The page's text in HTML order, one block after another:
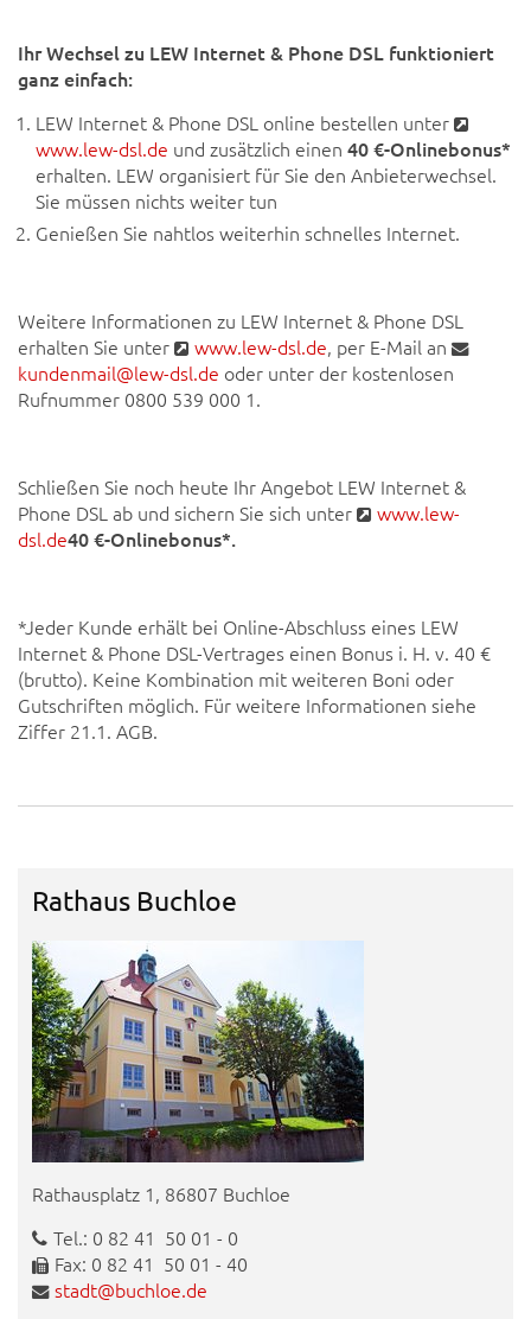
Ihr Wechsel zu LEW Internet & Phone DSL funktioniert
ganz einfach:
LEW Internet & Phone DSL online bestellen unter
www.lew-dsl.de und zusätzlich einen 40 €-Onlinebonus*
erhalten. LEW organisiert für Sie den Anbieterwechsel.
Sie müssen nichts weiter tun
Genießen Sie nahtlos weiterhin schnelles Internet.
Weitere Informationen zu LEW Internet & Phone DSL
erhalten Sie unter
www.lew-dsl.de, per E-Mail an
kundenmail@lew-dsl.de oder unter der kostenlosen
Rufnummer 0800 539 000 1.
Schließen Sie noch heute Ihr Angebot LEW Internet &
Phone DSL ab und sichern Sie sich unter
www.lew-
dsl.de40 €-Onlinebonus*.
*Jeder Kunde erhält bei Online-Abschluss eines LEW
Internet & Phone DSL-Vertrages einen Bonus i. H. v. 40 €
(brutto). Keine Kombination mit weiteren Boni oder
Gutschriften möglich. Für weitere Informationen siehe
Ziffer 21.1. AGB.
Rathaus Buchloe
Rathausplatz 1, 86807 Buchloe
Tel.: 0 82 41 50 01 - 0
Fax: 0 82 41 50 01 - 40
stadt@buchloe.de